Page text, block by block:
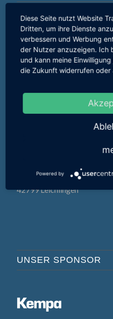
+
−
50 m
Am Hammer
42799 Leichlingen
UNSER SPONSOR
Diese Seite nutzt Website
Dritten, um ihre Dienste
verbessern und Werbung
der Nutzer anzuzeigen. Ich
und kann meine
die Zukunft widerrufen oder
Powered by